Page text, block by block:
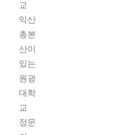
교
익산
총본
산이
있는
원광
대학
교
정문